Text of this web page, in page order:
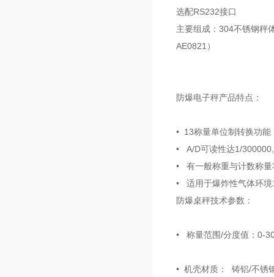
选配RS232接口
主要组成：304不锈钢秤
AE0821）
防爆电子秤产品特点：
• 13称量单位制转换功能
• A/D可读性达1/300000
• 有一般称重与计数称量
• 适用于爆炸性气体环境
防爆桌秤技术参数：
• 称量范围/分度值：0-
• 机壳材质： 铸铝/不锈